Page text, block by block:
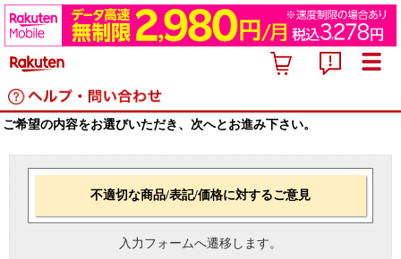
ご希望の内容をお選びいただき、次へとお進み下さい。
不適切な商品/表記/価格に対するご意見
入力フォームへ遷移します。